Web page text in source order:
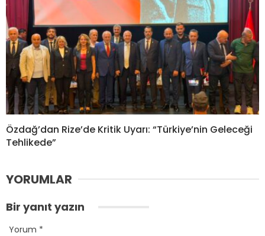
Özdağ’dan Rize’de Kritik Uyarı: “Türkiye’nin Geleceği
Tehlikede”
YORUMLAR
Bir yanıt yazın
Yorum *